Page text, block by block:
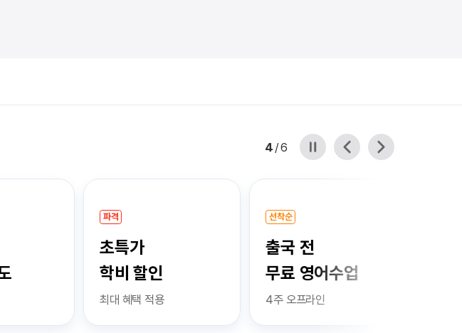
4/6
파격
초특가
학비 할인
최대 혜택 적용
선착순
출국 전
무료 영어수업
4주 오프라인